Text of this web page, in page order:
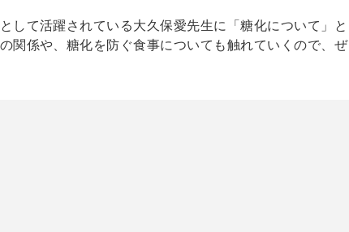
して活躍されている大久保愛先生に「糖化について」と
関係や、糖化を防ぐ食事についても触れていくので、ぜ